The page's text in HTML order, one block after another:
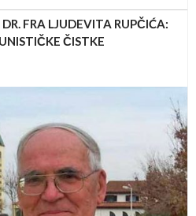
FRA LJUDEVITA RUPČIĆA:
ČISTKE